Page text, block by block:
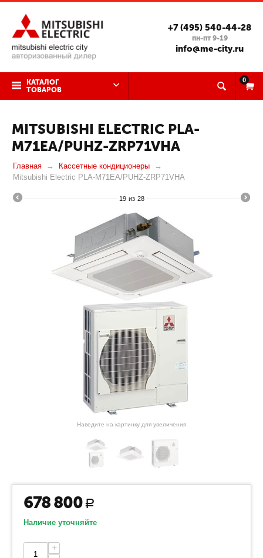
+7 (495) 540-44-28
пн-пт 9-19
info@me-city.ru
КАТАЛОГ
ТОВАРОВ
0
MITSUBISHI ELECTRIC PLA-
M71EA/PUHZ-ZRP71VHA
Главная
Кассетные кондиционеры
Mitsubishi Electric PLA-M71EA/PUHZ-ZRP71VHA
19 из 28
Наведите на картинку для увеличения
678 800 Р
Наличие уточняйте
+